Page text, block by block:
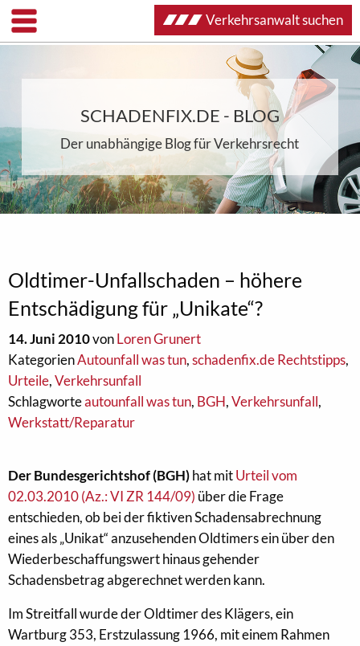
SCHADENFIX.DE - BLOG
Der unabhängige Blog für Verkehrsrecht
Oldtimer-Unfallschaden – höhere
Entschädigung für „Unikate“?
14. Juni 2010vonLoren Grunert
KategorienAutounfall was tun,schadenfix.de Rechtstipps,
Urteile,Verkehrsunfall
Schlagworteautounfall was tun, BGH,Verkehrsunfall,
Werkstatt/Reparatur
Der Bundesgerichtshof (BGH)hat mitUrteil vom
02.03.2010 (Az.: VI ZR 144/09) über die Frage
entschieden, ob bei der fiktiven Schadensabrechnung
eines als „Unikat“ anzusehenden Oldtimers ein über den
Wiederbeschaffungswert hinaus gehender
Schadensbetrag abgerechnet werden kann.
Im Streitfall wurde der Oldtimer des Klägers, ein
Wartburg 353, Erstzulassung 1966, mit einem Rahmen
Verkehrsanwalt suchen